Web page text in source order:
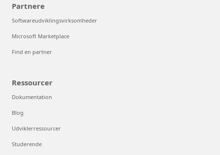
Partnere
Softwareudviklingsvirksomheder
Microsoft Marketplace
Find en partner
Ressourcer
Dokumentation
Blog
Udviklerressourcer
Studerende